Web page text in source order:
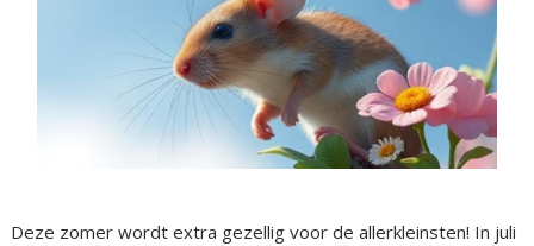
Deze zomer wordt extra gezellig voor de allerkleinsten! In juli